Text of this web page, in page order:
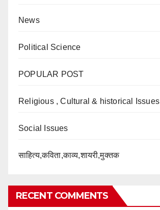
News
Political Science
POPULAR POST
Religious , Cultural & historical Issues
Social Issues
साहित्य,कविता,काव्य,शायरी,मुक्तक
RECENT COMMENTS